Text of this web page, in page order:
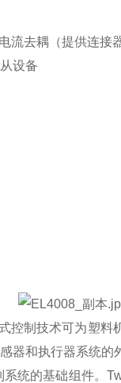
流去耦（提供连接
设备
控制技术可为塑
器和执行器系统
统的基础组件。